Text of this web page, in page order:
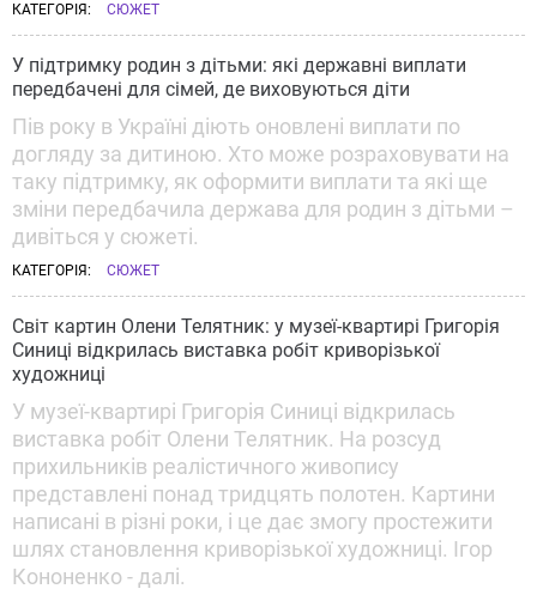
КАТЕГОРІЯ: СЮЖЕТ
У підтримку родин з дітьми: які державні виплати
передбачені для сімей, де виховуються діти
Пів року в Україні діють оновлені виплати по
догляду за дитиною. Хто може розраховувати на
таку підтримку, як оформити виплати та які ще
зміни передбачила держава для родин з дітьми –
дивіться у сюжеті.
КАТЕГОРІЯ: СЮЖЕТ
Світ картин Олени Телятник: у музеї-квартирі Григорія
Синиці відкрилась виставка робіт криворізької
художниці
У музеї-квартирі Григорія Синиці відкрилась
виставка робіт Олени Телятник. На розсуд
прихильників реалістичного живопису
представлені понад тридцять полотен. Картини
написані в різні роки, і це дає змогу простежити
шлях становлення криворізької художниці. Ігор
Кононенко - далі.